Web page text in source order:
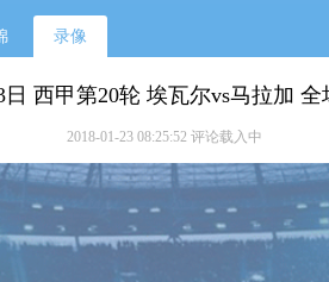
录像
日 西甲第20轮 埃瓦尔vs马拉加 全
2018-01-23 08:25:52 评论载入中